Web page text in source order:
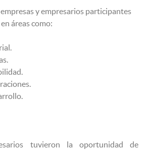
y empresarios participantes
áreas como:
tuvieron la oportunidad de